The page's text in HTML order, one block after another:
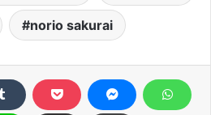
norio sakurai